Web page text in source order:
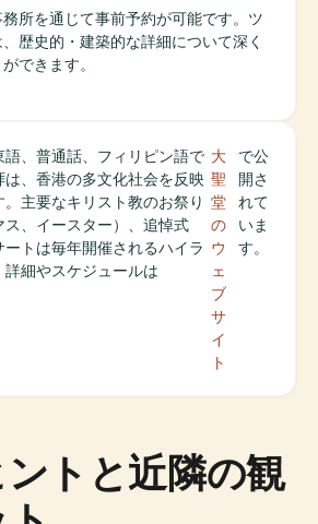
所を通じて事前予約が可能です。ツ
歴史的・建築的な詳細について深く
できます。
語、普通話、フィリピン語で
は、香港の多文化社会を反映
。主要なキリスト教のお祭り
ス、イースター）、追悼式
ートは毎年開催されるハイラ
詳細やスケジュールは
大
聖
堂
の
ウ
ェ
ブ
サ
イ
ト
で公
開さ
れて
いま
す。
トと近隣の観